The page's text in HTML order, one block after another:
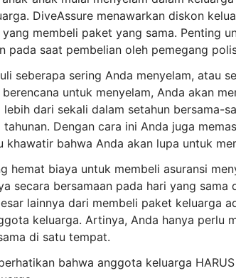
DiveAssure menawarkan diskon
membeli paket yang sama. Penting
pada saat pembelian oleh pemegang
seberapa sering Anda menyelam, atau
untuk menyelam, Anda akan
lebih dari sekali dalam setahun bersama-
tahunan. Dengan cara ini Anda juga
khawatir bahwa Anda akan lupa untuk
hemat biaya untuk membeli asuransi
secara bersamaan pada hari yang
lainnya dari membeli paket keluarga
keluarga. Artinya, Anda hanya perlu
di satu tempat.
bahwa anggota keluarga